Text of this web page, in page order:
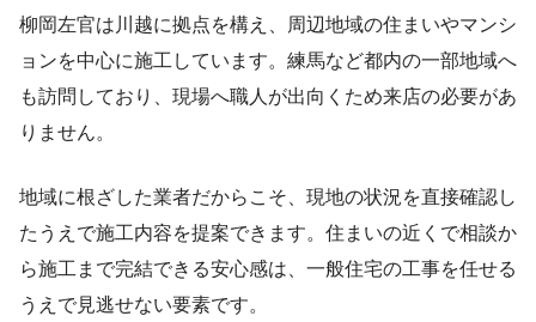
柳岡左官は川越に拠点を構え、周辺地域の住まいやマンシ
ョンを中心に施工しています。練馬など都内の一部地域へ
も訪問しており、現場へ職人が出向くため来店の必要があ
りません。
地域に根ざした業者だからこそ、現地の状況を直接確認し
たうえで施工内容を提案できます。住まいの近くで相談か
ら施工まで完結できる安心感は、一般住宅の工事を任せる
うえで見逃せない要素です。